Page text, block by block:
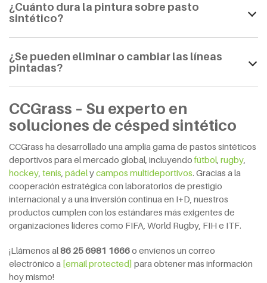
¿Cuánto dura la pintura sobre pasto
sintético?
¿Se pueden eliminar o cambiar las líneas
pintadas?
CCGrass – Su experto en
soluciones de césped sintético
CCGrass ha desarrollado una amplia gama de pastos sintéticos
deportivos para el mercado global, incluyendofútbol rugby
hockey tenis pádelycampos multideportivos. Gracias a la
cooperación estratégica con laboratorios de prestigio
internacional y a una inversión continua en I+D, nuestros
productos cumplen con los estándares más exigentes de
organizaciones líderes como FIFA, World Rugby, FIH e ITF.
¡Llámenos al86 25 6981 1666o envíenos un correo
electrónico a [email protected] para obtener más información
hoy mismo!